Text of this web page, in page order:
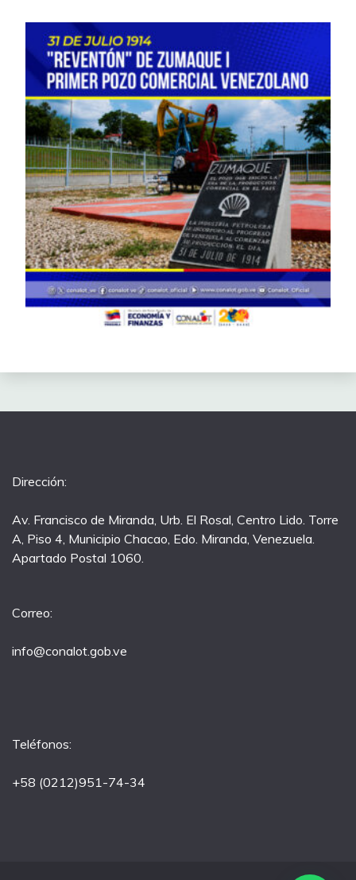
Dirección:
Av. Francisco de Miranda, Urb. El Rosal, Centro Lido. Torre
A, Piso 4, Municipio Chacao, Edo. Miranda, Venezuela.
Apartado Postal 1060.
Correo:
info@conalot.gob.ve
Teléfonos:
+58 (0212)951-74-34